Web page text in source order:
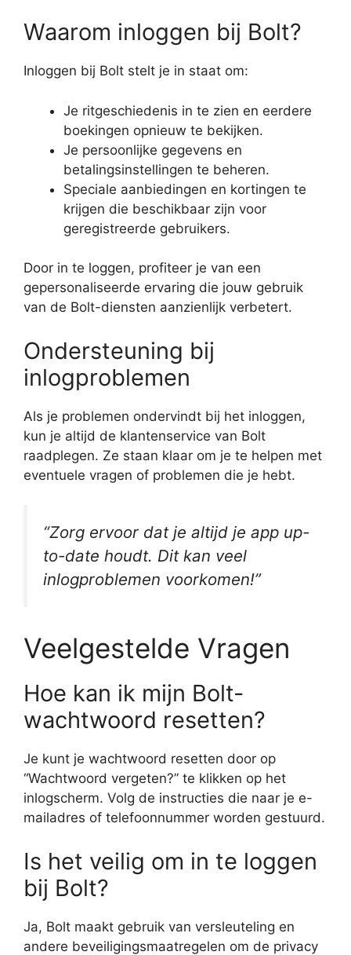
Waarom inloggen bij Bolt?
Inloggen bij Bolt stelt je in staat om:
Je ritgeschiedenis in te zien en eerdere
boekingen opnieuw te bekijken.
Je persoonlijke gegevens en
betalingsinstellingen te beheren.
Speciale aanbiedingen en kortingen te
krijgen die beschikbaar zijn voor
geregistreerde gebruikers.
Door in te loggen, profiteer je van een
gepersonaliseerde ervaring die jouw gebruik
van de Bolt-diensten aanzienlijk verbetert.
Ondersteuning bij
inlogproblemen
Als je problemen ondervindt bij het inloggen,
kun je altijd de klantenservice van Bolt
raadplegen. Ze staan klaar om je te helpen met
eventuele vragen of problemen die je hebt.
“Zorg ervoor dat je altijd je app up-
to-date houdt. Dit kan veel
inlogproblemen voorkomen!”
Veelgestelde Vragen
Hoe kan ik mijn Bolt-
wachtwoord resetten?
Je kunt je wachtwoord resetten door op
“Wachtwoord vergeten?” te klikken op het
inlogscherm. Volg de instructies die naar je e-
mailadres of telefoonnummer worden gestuurd.
Is het veilig om in te loggen
bij Bolt?
Ja, Bolt maakt gebruik van versleuteling en
andere beveiligingsmaatregelen om de privacy